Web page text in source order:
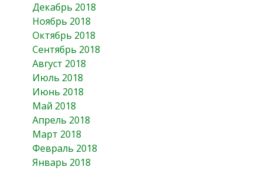
Декабрь 2018
Ноябрь 2018
Октябрь 2018
Сентябрь 2018
Август 2018
Июль 2018
Июнь 2018
Май 2018
Апрель 2018
Март 2018
Февраль 2018
Январь 2018